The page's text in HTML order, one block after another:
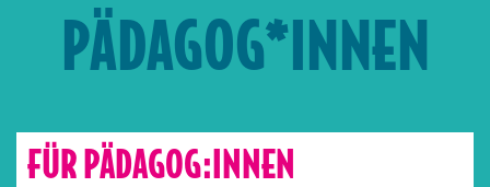
PÄDAGOG*INNEN
FÜR PÄDAGOG:INNEN